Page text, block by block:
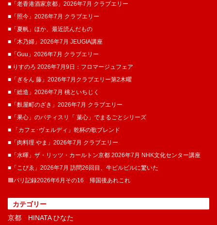
■「老香港酒家京都」2026年7月 クラブエリー
■「照今」2026年7月 クラブエリー
■「夏帆」ほか、最近読んだもの
■「木乃婦」2026年7月 JEUGIA講座
■「Guu」2026年7月 クラブエリー
■ りすのろ 2026年7月9日：フロマージュフェア
■「ぎをん 藤」2026年7月クラブエリー第2木曜
■「総造」2026年7月 桃といちじく
■「麩屋町のざき」2026年7月 クラブエリー
■「果心」のパティスリ「 菓​心」でまるごとシリーズ
■ 「カフェ･ヴェルディ」乾杯の歌ブレンド
■「肉料理 やま」2026年7月 クラブエリー
■「水暉」ザ・リッツ・カールトン京都 2026年7月 NHK文化センター講座
■「こぴゑ」2026年7月 訪問26回目、牛ピルピルに驚いた
🟦パリ記録2026年6月その16 帰国後あれこれ
カテゴリー
京都 HINATA ひなた